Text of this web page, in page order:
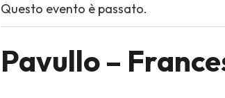
Questo evento è passato.
Pavullo –